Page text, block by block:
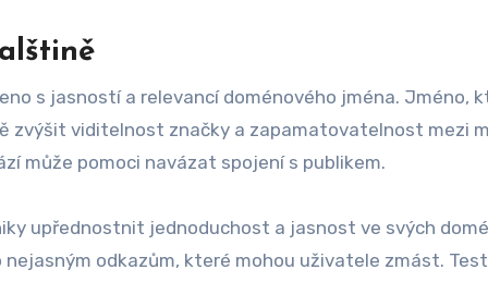
s jasností a relevancí doménového jména. Jméno,
zvýšit viditelnost značky a zapamatovatelnost mezi
může pomoci navázat spojení s publikem.
upřednostnit jednoduchost a jasnost ve svých
odkazům, které mohou uživatele zmást.